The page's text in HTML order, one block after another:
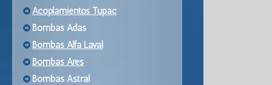
Acoplamientos Tupac
Bombas Adas
Bombas Alfa Laval
Bombas Ares
Bombas Astral